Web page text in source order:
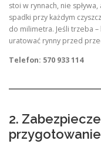
stoi w rynnach, nie
spadki przy każdym
do milimetra. Jeśli trzeba
uratować rynny przed
Telefon: 570 933 114
2.